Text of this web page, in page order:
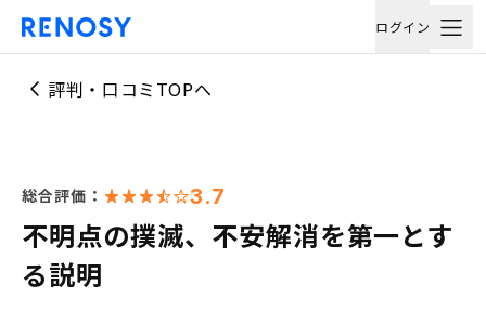
ログイン
評判・口コミTOPへ
総合評価： 3.7
不明点の撲滅、不安解消を第一とす
る説明